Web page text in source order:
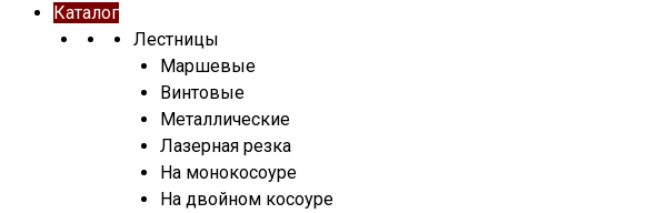
Каталог
Лестницы
Маршевые
Винтовые
Металлические
Лазерная резка
На монокосоуре
На двойном косоуре